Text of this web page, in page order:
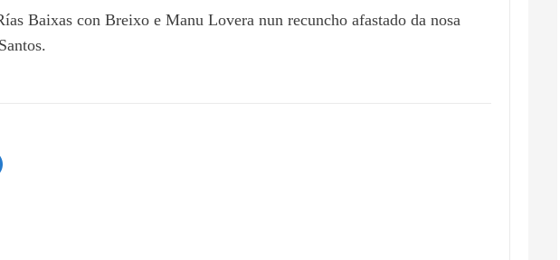
Baixas con Breixo e Manu Lovera nun recuncho afastado da nosa